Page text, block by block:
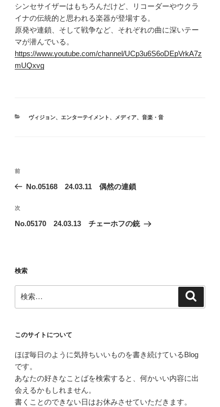
シンセサイザーはもちろんだけど、リコーダーやウクラ
イナの伝統的と思われる楽器が登場する。
原発や連鎖、そして戦争など、それぞれの曲に深いテー
マが潜んでいる。
https://www.youtube.com/channel/UCp3u6S6oDEpVrkA7z
mUQxvg
カ
ヴィジョン、 エンターテイメント 、 メディア、 音楽・音
投
ビ
ゲ
ン
前
の
稿
前
No.05168 24.03.11 偶然の連鎖
次
の
次
No.05170 24.03.13 チェーホフの銃
検索
索:
このサイトについて
ほぼ毎日のように気持ちいいものを書き続けているBlog
です。
あなたの好きなことばを検索すると、何かいい内容に出
会えるかもしれません。
書くことのできない日はお休みさせていただきます。